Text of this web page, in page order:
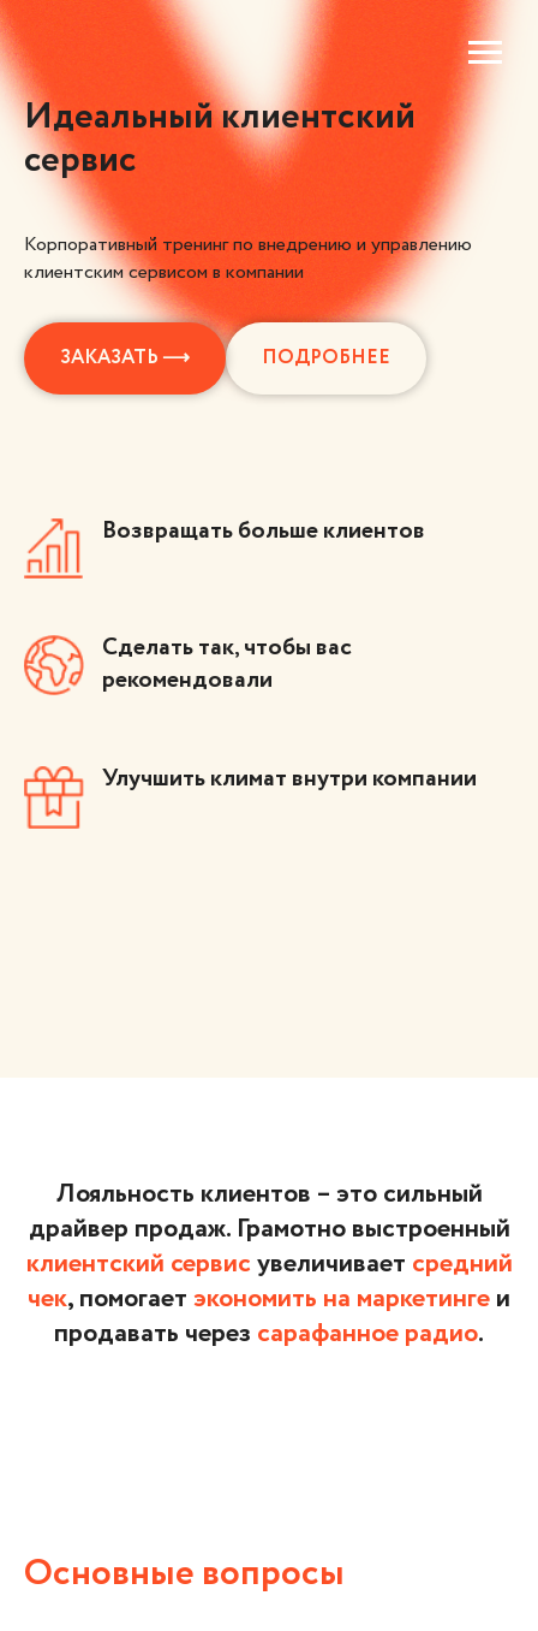
Идеальный клиентский
сервис
Корпоративный тренинг по внедрению и управлению
клиентским сервисом в компании
ЗАКАЗАТЬ ⟶ ПОДРОБНЕЕ
Возвращать больше клиентов
Сделать так, чтобы вас
рекомендовали
Улучшить климат внутри компании
Лояльность клиентов – это сильный
драйвер продаж. Грамотно выстроенный
клиентский сервисувеличивает средний
чек, помогаетэкономить на маркетингеи
продавать через сарафанное радио.
Основные вопросы